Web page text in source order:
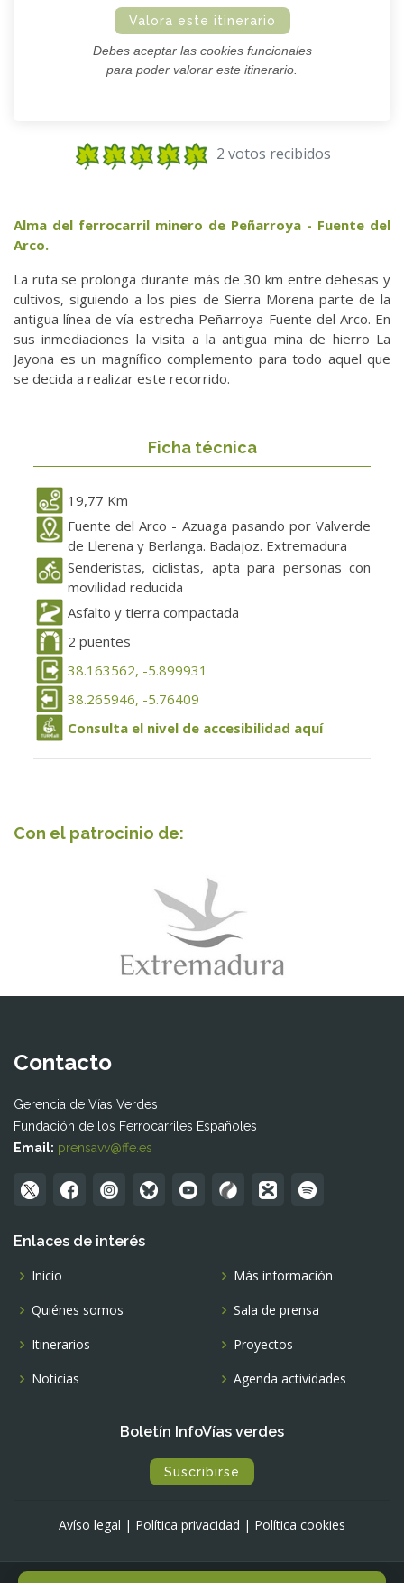
Valora este itinerario
Debes aceptar las cookies funcionales
para poder valorar este itinerario.
2 votos recibidos
Alma del ferrocarril minero de Peñarroya - Fuente del
Arco.
La ruta se prolonga durante más de 30 km entre dehesas y
cultivos, siguiendo a los pies de Sierra Morena parte de la
antigua línea de vía estrecha Peñarroya-Fuente del Arco. En
sus inmediaciones la visita a la antigua mina de hierro La
Jayona es un magnífico complemento para todo aquel que
se decida a realizar este recorrido.
Ficha técnica
19,77 Km
Fuente del Arco - Azuaga pasando por Valverde
de Llerena y Berlanga. Badajoz. Extremadura
Senderistas, ciclistas, apta para personas con
movilidad reducida
Asfalto y tierra compactada
2 puentes
38.163562, -5.899931
38.265946, -5.76409
Consulta el nivel de accesibilidad aquí
Con el patrocinio de:
Contacto
Gerencia de Vías Verdes
Fundación de los Ferrocarriles Españoles
Email: prensavv@ffe.es
Enlaces de interés
Inicio
Quiénes somos
Itinerarios
Noticias
Más información
Sala de prensa
Proyectos
Agenda actividades
Boletín InfoVías verdes
Suscribirse
Avíso legal | Política privacidad | Política cookies